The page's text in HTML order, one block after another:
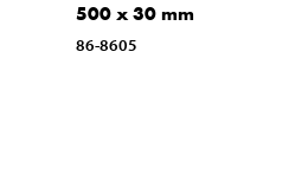
500 x 30 mm
86-8605